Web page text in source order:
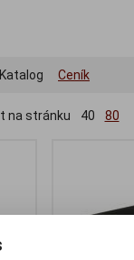
Katalog Ceník
na stránku 40 80